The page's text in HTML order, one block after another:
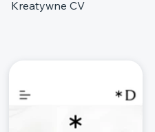
Kreatywne CV